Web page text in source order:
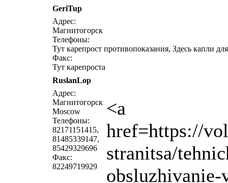
GeriTup
Адрес:
Магнитогорск
Телефоны:
Тут карепрост противопоказания, Здесь капли
Факс:
Тут карепроста
RuslanLop
Адрес:
Магнитогорск
Moscow
Телефоны:
82171151415,
81485339147,
85429329696
Факс:
82249719929
<a
href=https://
stranitsa/